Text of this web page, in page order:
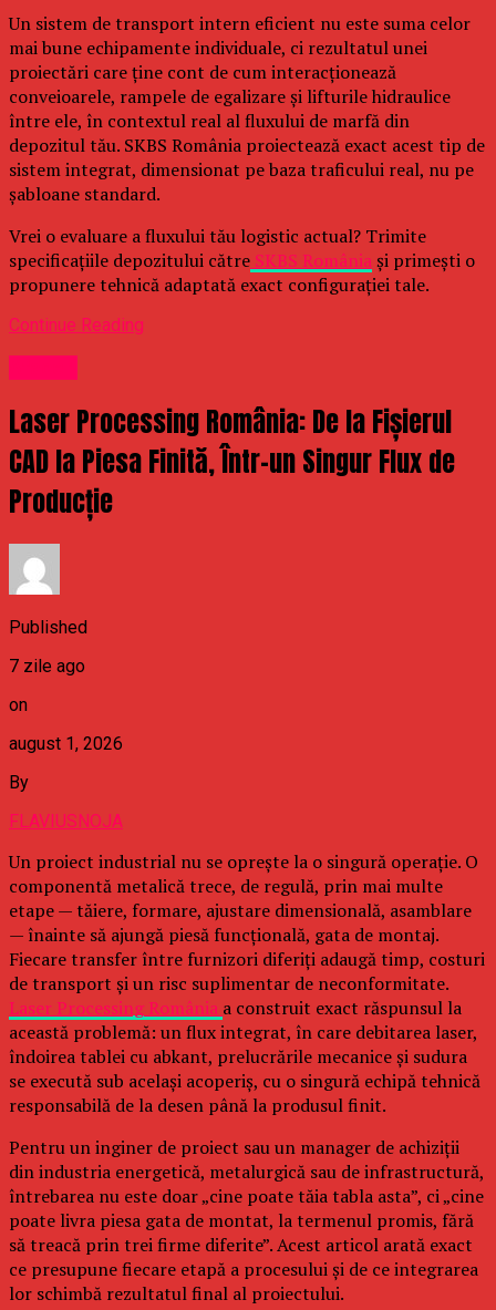
Un sistem de transport intern eficient nu este suma celor
mai bune echipamente individuale, ci rezultatul unei
proiectări care ține cont de cum interacționează
conveioarele, rampele de egalizare și lifturile hidraulice
între ele, în contextul real al fluxului de marfă din
depozitul tău. SKBS România proiectează exact acest tip de
sistem integrat, dimensionat pe baza traficului real, nu pe
șabloane standard.
Vrei o evaluare a fluxului tău logistic actual? Trimite
specificațiile depozitului către SKBS Româniași primești o
propunere tehnică adaptată exact configurației tale.
Continue Reading
Laser Processing România: De la Fișierul
CAD la Piesa Finită, Într-un Singur Flux de
Producție
Published
7 zile ago
on
august 1, 2026
By
FLAVIUSNOJA
Un proiect industrial nu se oprește la o singură operație. O
componentă metalică trece, de regulă, prin mai multe
etape — tăiere, formare, ajustare dimensională, asamblare
— înainte să ajungă piesă funcțională, gata de montaj.
Fiecare transfer între furnizori diferiți adaugă timp, costuri
de transport și un risc suplimentar de neconformitate.
Laser Processing România a construit exact răspunsul la
această problemă: un flux integrat, în care debitarea laser,
îndoirea tablei cu abkant, prelucrările mecanice și sudura
se execută sub același acoperiș, cu o singură echipă tehnică
responsabilă de la desen până la produsul finit.
Pentru un inginer de proiect sau un manager de achiziții
din industria energetică, metalurgică sau de infrastructură,
întrebarea nu este doar „cine poate tăia tabla asta”, ci „cine
poate livra piesa gata de montat, la termenul promis, fără
să treacă prin trei firme diferite”. Acest articol arată exact
ce presupune fiecare etapă a procesului și de ce integrarea
lor schimbă rezultatul final al proiectului.